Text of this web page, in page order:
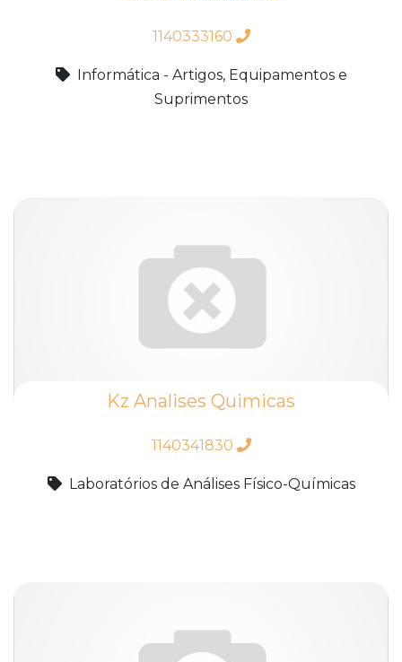
1140333160
Informática - Artigos, Equipamentos e
Suprimentos
Kz Analises Quimicas
1140341830
Laboratórios de Análises Físico-Químicas